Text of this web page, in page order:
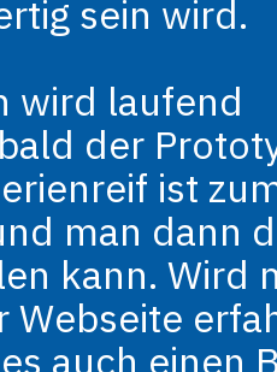
sein wird.
wird laufend
der
ist
man dann
kann. Wird
Webseite
auch einen